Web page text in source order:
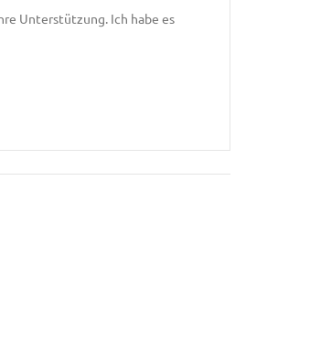
Unterstützung. Ich habe es